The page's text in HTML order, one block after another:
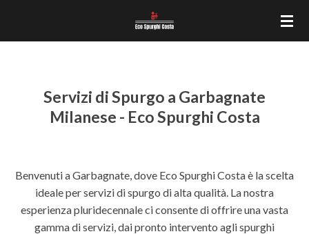
Servizi di Spurgo a Garbagnate
Milanese - Eco Spurghi Costa
Benvenuti a Garbagnate, dove Eco Spurghi Costa è la scelta
ideale per servizi di spurgo di alta qualità. La nostra
esperienza pluridecennale ci consente di offrire una vasta
gamma di servizi, dai pronto intervento agli spurghi